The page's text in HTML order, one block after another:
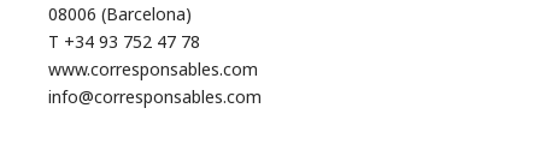
08006 (Barcelona)
T +34 93 752 47 78
www.corresponsables.com
info@corresponsables.com